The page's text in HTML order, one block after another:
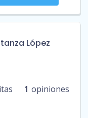
López
1 opiniones